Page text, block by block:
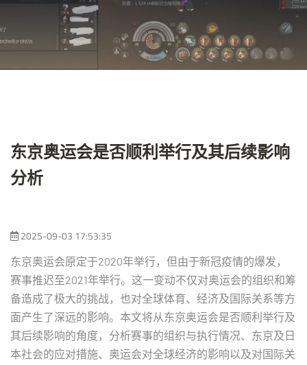
东京奥运会是否顺利举行及其后续影响
分析
2025-09-03 17:53:35
东京奥运会原定于2020年举行，但由于新冠疫情的爆发，
赛事推迟至2021年举行。这一变动不仅对奥运会的组织和筹
备造成了极大的挑战，也对全球体育、经济及国际关系等方
面产生了深远的影响。本文将从东京奥运会是否顺利举行及
其后续影响的角度，分析赛事的组织与执行情况、东京及日
本社会的应对措施、奥运会对全球经济的影响以及对国际关